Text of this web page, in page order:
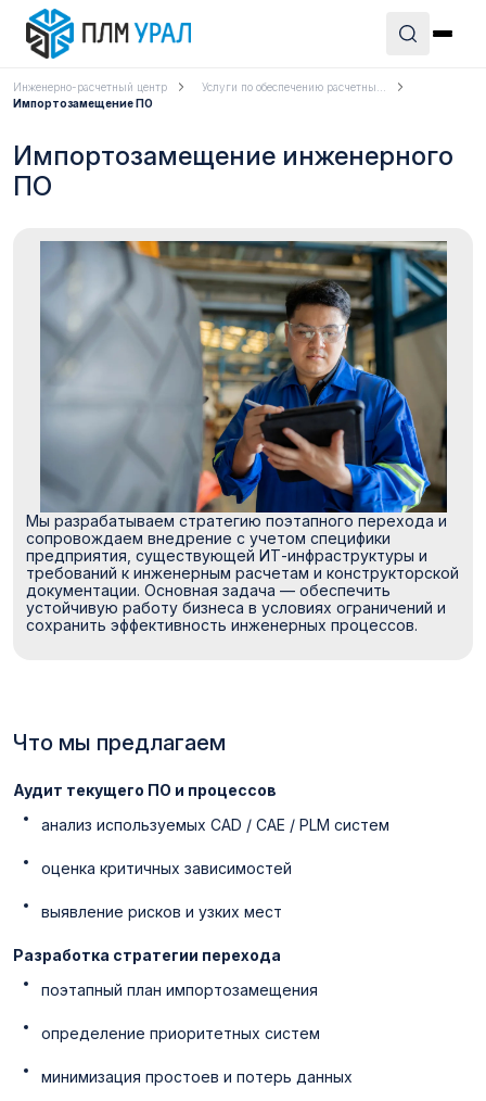
Инженерно-расчетный центр
Услуги по обеспечению расчетны...
Импортозамещение ПО
Импортозамещение инженерного
ПО
Мы разрабатываем стратегию поэтапного перехода и
сопровождаем внедрение с учетом специфики
предприятия, существующей ИТ-инфраструктуры и
требований к инженерным расчетам и конструкторской
документации. Основная задача — обеспечить
устойчивую работу бизнеса в условиях ограничений и
сохранить эффективность инженерных процессов.
Что мы предлагаем
Аудит текущего ПО и процессов
анализ используемых CAD / CAE / PLM систем
оценка критичных зависимостей
выявление рисков и узких мест
Разработка стратегии перехода
поэтапный план импортозамещения
определение приоритетных систем
минимизация простоев и потерь данных